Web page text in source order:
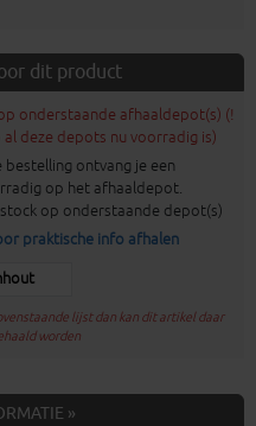
dit product
onderstaande afhaaldepot(s) (!
deze depots nu voorradig is)
ontvang je een
op het afhaaldepot.
op onderstaande depot(s)
praktische info afhalen
lijst dan kan dit artikel daar
worden
»